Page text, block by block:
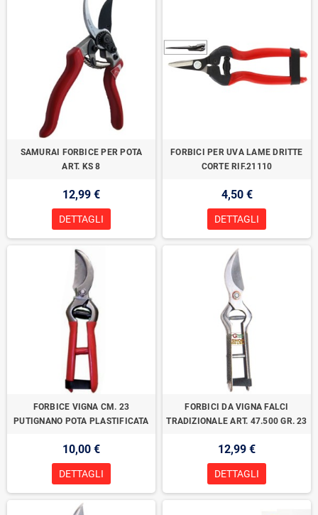
SAMURAI FORBICE PER POTA
ART. KS 8
12,99 €
DETTAGLI
FORBICI PER UVA LAME DRITTE
CORTE RIF.21110
4,50 €
DETTAGLI
FORBICE VIGNA CM. 23
PUTIGNANO POTA PLASTIFICATA
10,00 €
DETTAGLI
FORBICI DA VIGNA FALCI
TRADIZIONALE ART. 47.500 GR. 23
12,99 €
DETTAGLI